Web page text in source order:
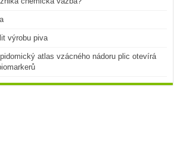
výrobu piva
atlas vzácného nádoru plic otevírá